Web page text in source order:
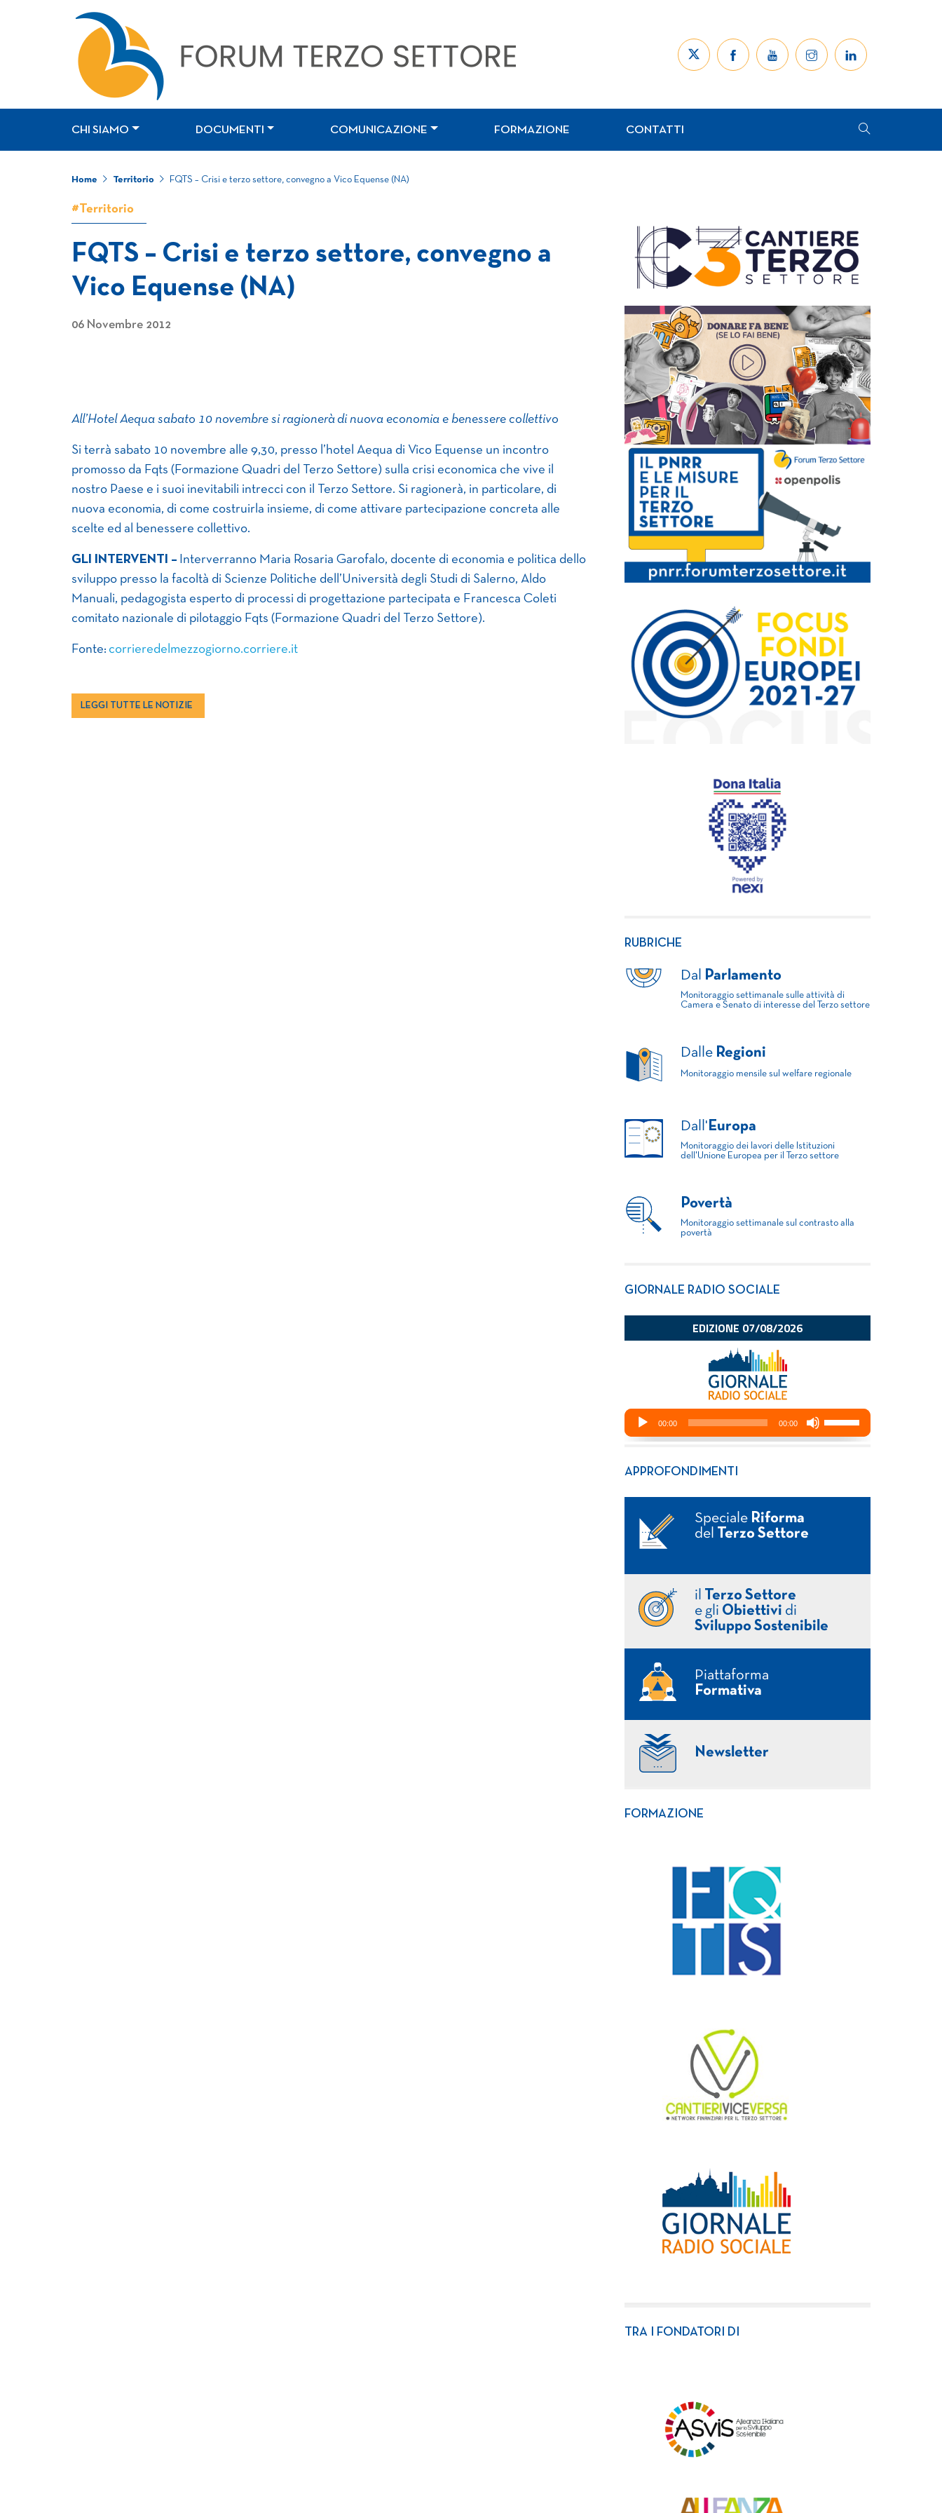
CHI SIAMO DOCUMENTI COMUNICAZIONE FORMAZIONE CONTATTI
Home Territorio FQTS – Crisi e terzo settore, convegno a Vico Equense (NA)
#Territorio
FQTS – Crisi e terzo settore, convegno a
Vico Equense (NA)
06 Novembre 2012
All’Hotel Aequa sabato 10 novembre si ragioneràdi nuova economia e benessere collettivo
Si terrà sabato 10 novembre alle 9,30, presso l’hotel Aequa di Vico Equense un incontro
promosso da Fqts (Formazione Quadri del Terzo Settore) sulla crisi economica che vive il
nostro Paese e i suoi inevitabili intrecci con il Terzo Settore. Si ragionerà, in particolare, di
nuova economia, di come costruirla insieme, di come attivare partecipazione concreta alle
scelte ed al benessere collettivo.
GLI INTERVENTI – Interverranno Maria Rosaria Garofalo, docente di economia e politica dello
sviluppo presso la facoltà di Scienze Politiche dell’Università degli Studi di Salerno, Aldo
Manuali, pedagogista esperto di processi di progettazione partecipata e Francesca Coleti
comitato nazionale di pilotaggio Fqts (Formazione Quadri del Terzo Settore).
Fonte: corrieredelmezzogiorno.corriere.it
LEGGI TUTTE LE NOTIZIE
RUBRICHE
Dal Parlamento
Monitoraggio settimanale sulle attività di
Camera e Senato di interesse del Terzo settore
Dalle Regioni
Monitoraggio mensile sul welfare regionale
Dall' Europa
Monitoraggio dei lavori delle Istituzioni
dell'Unione Europea per il Terzo settore
Povertà
Monitoraggio settimanale sul contrasto alla
povertà
GIORNALE RADIO SOCIALE
APPROFONDIMENTI
Speciale Riforma
del
Terzo Settore
il
Terzo Settore
e gli Obiettivi di
Sviluppo Sostenibile
Piattaforma
Formativa
Newsletter
FORMAZIONE
TRA I FONDATORI DI